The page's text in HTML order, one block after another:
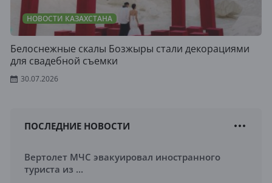
НОВОСТИ КАЗАХСТАНА
Белоснежные скалы Бозжыры стали декорациями
для свадебной съемки
30.07.2026
ПОСЛЕДНИЕ НОВОСТИ
Вертолет МЧС эвакуировал иностранного
туриста из ...